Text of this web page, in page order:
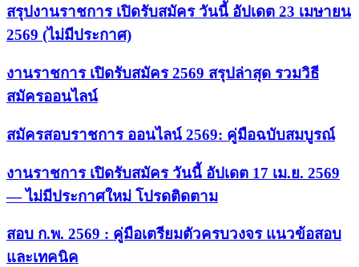
สรุปงานราชการ เปิดรับสมัคร วันนี้ อัปเดต 23 เมษายน
2569 (ไม่มีประกาศ)
งานราชการ เปิดรับสมัคร 2569 สรุปล่าสุด รวมวิธี
สมัครออนไลน์
สมัครสอบราชการ ออนไลน์ 2569: คู่มือฉบับสมบูรณ์
งานราชการ เปิดรับสมัคร วันนี้ อัปเดต 17 เม.ย. 2569
— ไม่มีประกาศใหม่ โปรดติดตาม
สอบ ก.พ. 2569 : คู่มือเตรียมตัวครบวงจร แนวข้อสอบ
และเทคนิค